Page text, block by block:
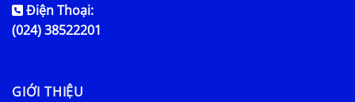
Điện Thoại:
(024) 38522201
GIỚI THIỆU